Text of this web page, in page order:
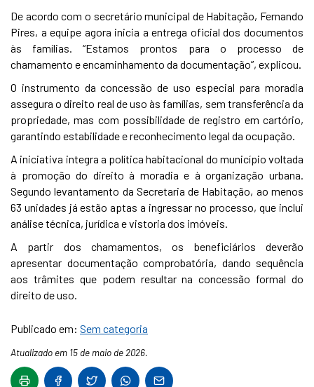
De acordo com o secretário municipal de Habitação, Fernando
Pires, a equipe agora inicia a entrega oficial dos documentos
às famílias. “Estamos prontos para o processo de
chamamento e encaminhamento da documentação”, explicou.
O instrumento da concessão de uso especial para moradia
assegura o direito real de uso às famílias, sem transferência da
propriedade, mas com possibilidade de registro em cartório,
garantindo estabilidade e reconhecimento legal da ocupação.
A iniciativa integra a política habitacional do município voltada
à promoção do direito à moradia e à organização urbana.
Segundo levantamento da Secretaria de Habitação, ao menos
63 unidades já estão aptas a ingressar no processo, que inclui
análise técnica, jurídica e vistoria dos imóveis.
A partir dos chamamentos, os beneficiários deverão
apresentar documentação comprobatória, dando sequência
aos trâmites que podem resultar na concessão formal do
direito de uso.
Publicado em: Sem categoria
Atualizado em 15 de maio de 2026.